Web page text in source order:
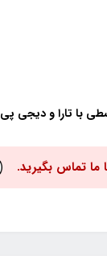
با تارا و دیجی پی
ما تماس بگیرید.